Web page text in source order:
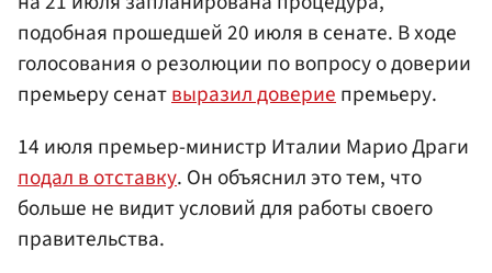
подобная прошедшей 20 июля в сенате. В ходе
голосования о резолюции по вопросу о доверии
премьеру сенатвыразил довериепремьеру.
14 июля премьер-министр Италии Марио Драги
подал в отставку. Он объяснил это тем, что
больше не видит условий для работы своего
правительства.